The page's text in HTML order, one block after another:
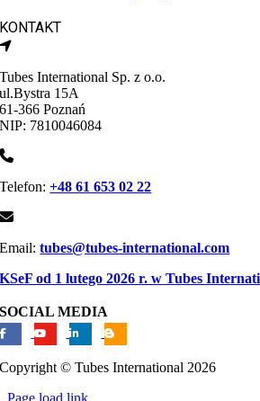
KONTAKT
Tubes International Sp. z o.o.
ul.Bystra 15A
61-366 Poznań
NIP: 7810046084
Telefon:+48 61 653 02 22
Email:tubes@tubes-international.com
KSeF od 1 lutego 2026 r. w Tubes
SOCIAL MEDIA
Copyright © Tubes International 2026
Page load link